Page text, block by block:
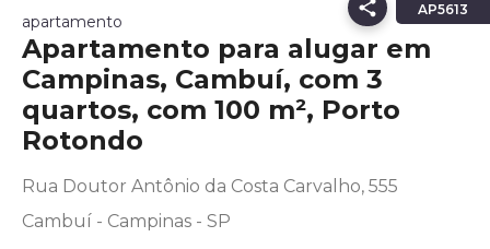
AP5613
apartamento
Apartamento para alugar em
Campinas, Cambuí, com 3
quartos, com 100 m², Porto
Rotondo
Rua Doutor Antônio da Costa Carvalho, 555
Cambuí - Campinas - SP